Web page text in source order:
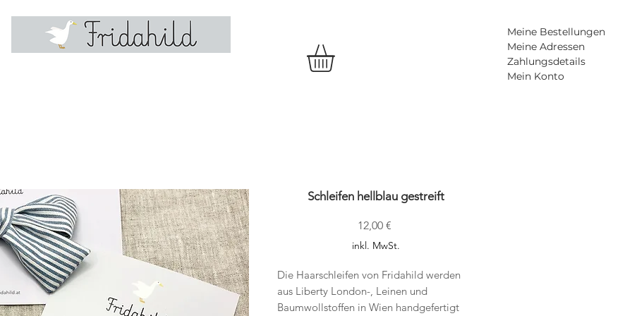
Meine Bestellungen
Meine Adressen
Zahlungsdetails
Mein Konto
Schleifen hellblau gestreift
12,00 €Preis
inkl. MwSt.
Die Haarschleifen von Fridahild werden
aus Liberty London-, Leinen und
Baumwollstoffen in Wien handgefertigt